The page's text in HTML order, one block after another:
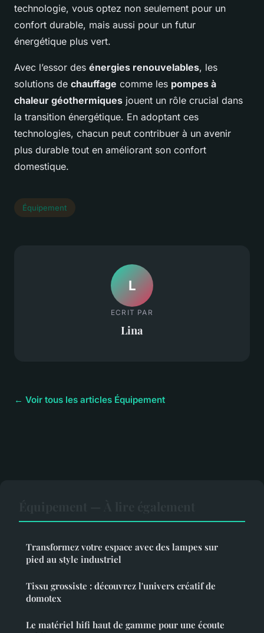
technologie, vous optez non seulement pour un
confort durable, mais aussi pour un futur
énergétique plus vert.
Avec l’essor des énergies renouvelables, les
solutions de chauffage comme les pompes à
chaleur géothermiques jouent un rôle crucial dans
la transition énergétique. En adoptant ces
technologies, chacun peut contribuer à un avenir
plus durable tout en améliorant son confort
domestique.
Équipement
L
ECRIT PAR
Lina
← Voir tous les articles Équipement
Transformez votre espace avec des lampes sur
pied au style industriel
Tissu grossiste : découvrez l'univers créatif de
domotex
Le matériel hifi haut de gamme pour une écoute